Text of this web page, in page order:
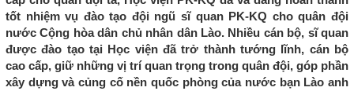
tốt nhiệm vụ đào tạo đội ngũ sĩ quan PK-KQ cho quân đội
nước Cộng hòa dân chủ nhân dân Lào. Nhiều cán bộ, sĩ quan
được đào tạo tại Học viện đã trở thành tướng lĩnh, cán bộ
cao cấp, giữ những vị trí quan trọng trong quân đội, góp phần
xây dựng và củng cố nền quốc phòng của nước bạn Lào anh